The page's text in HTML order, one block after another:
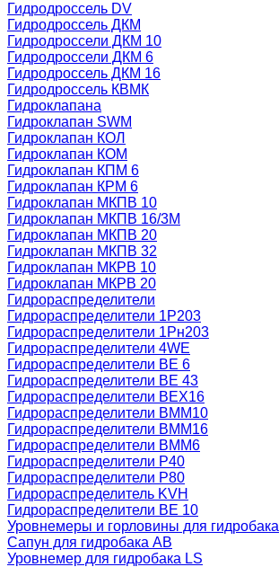
Гидродроссель DV
Гидродроссель ДКМ
Гидродроссели ДКМ 10
Гидродроссели ДКМ 6
Гидродроссель ДКМ 16
Гидродроссель КВМК
Гидроклапана
Гидроклапан SWM
Гидроклапан КОЛ
Гидроклапан КОМ
Гидроклапан КПМ 6
Гидроклапан КРМ 6
Гидроклапан МКПВ 10
Гидроклапан МКПВ 16/3М
Гидроклапан МКПВ 20
Гидроклапан МКПВ 32
Гидроклапан МКРВ 10
Гидроклапан МКРВ 20
Гидрораспределители
Гидрораспределители 1Р203
Гидрораспределители 1Рн203
Гидрораспределители 4WE
Гидрораспределители ВЕ 6
Гидрораспределители ВЕ 43
Гидрораспределители ВЕХ16
Гидрораспределители ВММ10
Гидрораспределители ВММ16
Гидрораспределители ВММ6
Гидрораспределители Р40
Гидрораспределители Р80
Гидрораспределитель KVH
Гидрораспределители ВЕ 10
Уровнемеры и горловины для гидробака
Сапун для гидробака АВ
Уровнемер для гидробака LS